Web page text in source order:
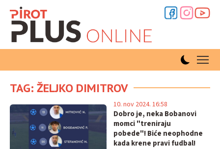
TAG: ŽELJKO DIMITROV
Dobro je, neka Bobanovi
momci "treniraju
pobede"! Biće neophodne
kada krene pravi fudbal!
10. nov 2024. 16:58